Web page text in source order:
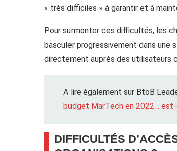
« très difficiles » à garantir et à
Pour surmonter ces difficultés, les
basculer progressivement dans
directement auprès des utilisateurs
A lire également sur BtoB
budget MarTech en 2022…
DIFFICULTÉS